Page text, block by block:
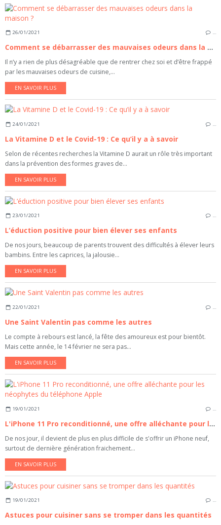
26/01/2021 …
Comment se débarrasser des mauvaises odeurs dans la maison ?
Il n’y a rien de plus désagréable que de rentrer chez soi et d’être frappé
par les mauvaises odeurs de cuisine,...
EN SAVOIR PLUS
24/01/2021 …
La Vitamine D et le Covid-19 : Ce qu’il y a à savoir
Selon de récentes recherches la Vitamine D aurait un rôle très important
dans la prévention des formes graves de...
EN SAVOIR PLUS
23/01/2021 …
L’éduction positive pour bien élever ses enfants
De nos jours, beaucoup de parents trouvent des difficultés à élever leurs
bambins. Entre les caprices, la jalousie...
EN SAVOIR PLUS
22/01/2021 …
Une Saint Valentin pas comme les autres
Le compte à rebours est lancé, la fête des amoureux est pour bientôt.
Mais cette année, le 14 février ne sera pas...
EN SAVOIR PLUS
19/01/2021 …
L'iPhone 11 Pro reconditionné, une offre alléchante pour les néophytes du téléphone Apple
De nos jour, il devient de plus en plus difficile de s'offrir un iPhone neuf,
surtout de dernière génération fraichement...
EN SAVOIR PLUS
19/01/2021 …
Astuces pour cuisiner sans se tromper dans les quantités